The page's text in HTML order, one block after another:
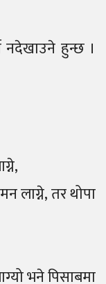
हुन्छ ।
लाग्ने, तर थोपा
भने पिसाबमा